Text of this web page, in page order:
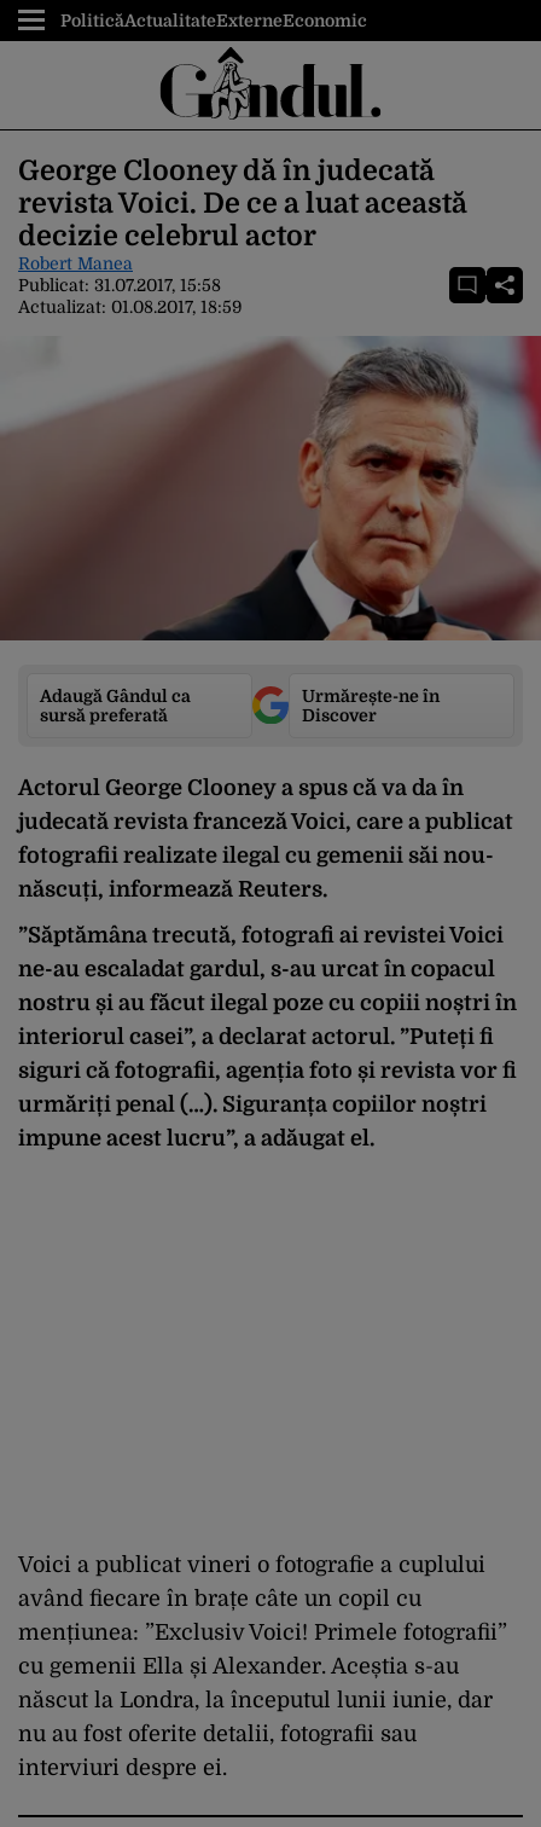
PoliticăActualitateExterneEconomic
George Clooney dă în judecată
revista Voici. De ce a luat această
decizie celebrul actor
Robert Manea
Publicat: 31.07.2017, 15:58
Actualizat: 01.08.2017, 18:59
Adaugă Gândul ca
sursă preferată
Urmărește-ne în
Discover
Actorul George Clooney a spus că va da în
judecată revista franceză Voici, care a publicat
fotografii realizate ilegal cu gemenii săi nou-
născuți, informează Reuters.
”Săptămâna trecută, fotografi ai revistei Voici
ne-au escaladat gardul, s-au urcat în copacul
nostru și au făcut ilegal poze cu copiii noștri în
interiorul casei”, a declarat actorul. ”Puteți fi
siguri că fotografii, agenția foto și revista vor fi
urmăriți penal (…). Siguranța copiilor noștri
impune acest lucru”, a adăugat el.
Voici a publicat vineri o fotografie a cuplului
având fiecare în brațe câte un copil cu
mențiunea: ”Exclusiv Voici! Primele fotografii”
cu gemenii Ella și Alexander. Aceștia s-au
născut la Londra, la începutul lunii iunie, dar
nu au fost oferite detalii, fotografii sau
interviuri despre ei.